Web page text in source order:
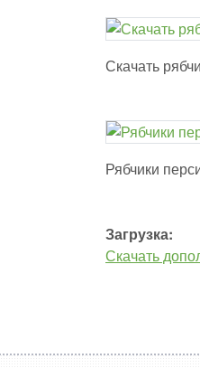
Скачать
Рябчики
Загрузка:
Скачать